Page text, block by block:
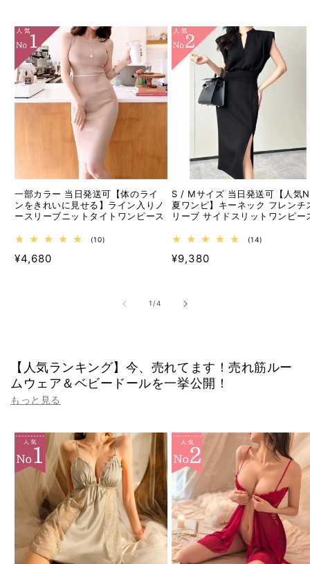
一部カラー 当日発送可【体のライ
ンをきれいに見せる】ライン入りノ
ースリーブニットタイトワンピース
(10)
通
¥4,680
S / Mサイズ 当日発送可【人気
夏ワンピ】キーネック フレンチ
リーブ サイドスリットワンピー
(14)
通
¥9,380
1/の
4
【人気ランキング】今、売れてます！売れ筋ルー
ムウェア＆ベビードールを一挙公開！
もっと見る